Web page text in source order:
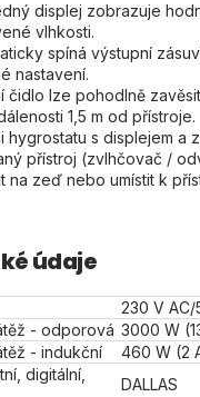
displej zobrazuje
vlhkosti.
spíná výstupní
nastavení.
čidlo lze pohodlně
1,5 m od přístroje.
hygrostatu s displejem a
přístroj (zvlhčovač /
na zeď nebo umístit k
údaje
230 V AC/
- odporová 3000 W
- indukční
460 W (2
digitální,
DALLAS